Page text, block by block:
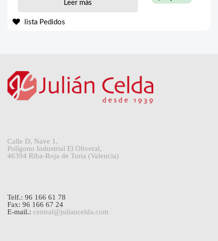
Leer más
lista Pedidos
Calle D, Nave 1,
Polígono Industrial El Oliveral,
46394 Riba-Roja de Turia (Valencia)
Telf.: 96 166 61 78
Fax: 96 166 67 24
E-mail.: central@juliancelda.com